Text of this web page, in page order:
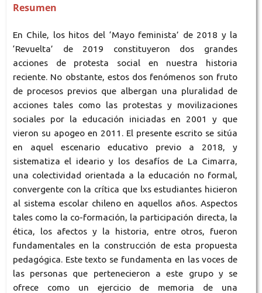
Resumen
En Chile, los hitos del ‘Mayo feminista’ de 2018 y la
‘Revuelta’ de 2019 constituyeron dos grandes
acciones de protesta social en nuestra historia
reciente. No obstante, estos dos fenómenos son fruto
de procesos previos que albergan una pluralidad de
acciones tales como las protestas y movilizaciones
sociales por la educación iniciadas en 2001 y que
vieron su apogeo en 2011. El presente escrito se sitúa
en aquel escenario educativo previo a 2018, y
sistematiza el ideario y los desafíos de La Cimarra,
una colectividad orientada a la educación no formal,
convergente con la crítica que lxs estudiantes hicieron
al sistema escolar chileno en aquellos años. Aspectos
tales como la co-formación, la participación directa, la
ética, los afectos y la historia, entre otros, fueron
fundamentales en la construcción de esta propuesta
pedagógica. Este texto se fundamenta en las voces de
las personas que pertenecieron a este grupo y se
ofrece como un ejercicio de memoria de una